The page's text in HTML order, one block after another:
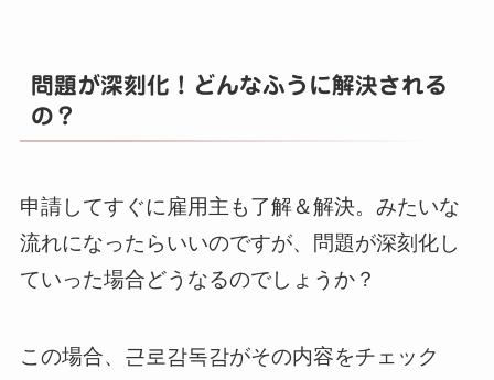
問題が深刻化！どんなふうに解決される
の？
申請してすぐに雇用主も了解＆解決。みたいな
流れになったらいいのですが、問題が深刻化し
ていった場合どうなるのでしょうか？
この場合、근로감독감がその内容をチェック